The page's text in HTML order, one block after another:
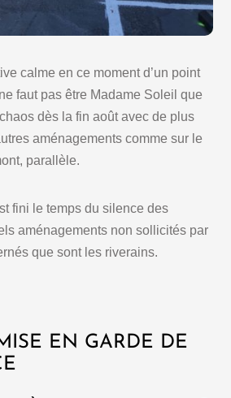
calme en ce moment d’un point
faut pas être Madame Soleil que
dès la fin août avec de plus
aménagements comme sur le
parallèle.
fini le temps du silence des
aménagements non sollicités par
que sont les riverains.
EN GARDE DE